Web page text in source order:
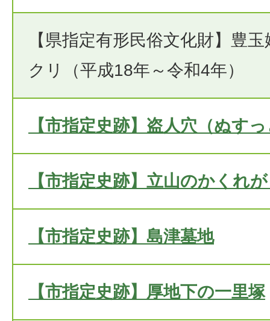
【県指定有形民俗文化財】豊
クリ（平成18年～令和4年）
【市指定史跡】盗人穴（ぬす
【市指定史跡】立山のかくれ
【市指定史跡】島津墓地
【市指定史跡】厚地下の一里塚